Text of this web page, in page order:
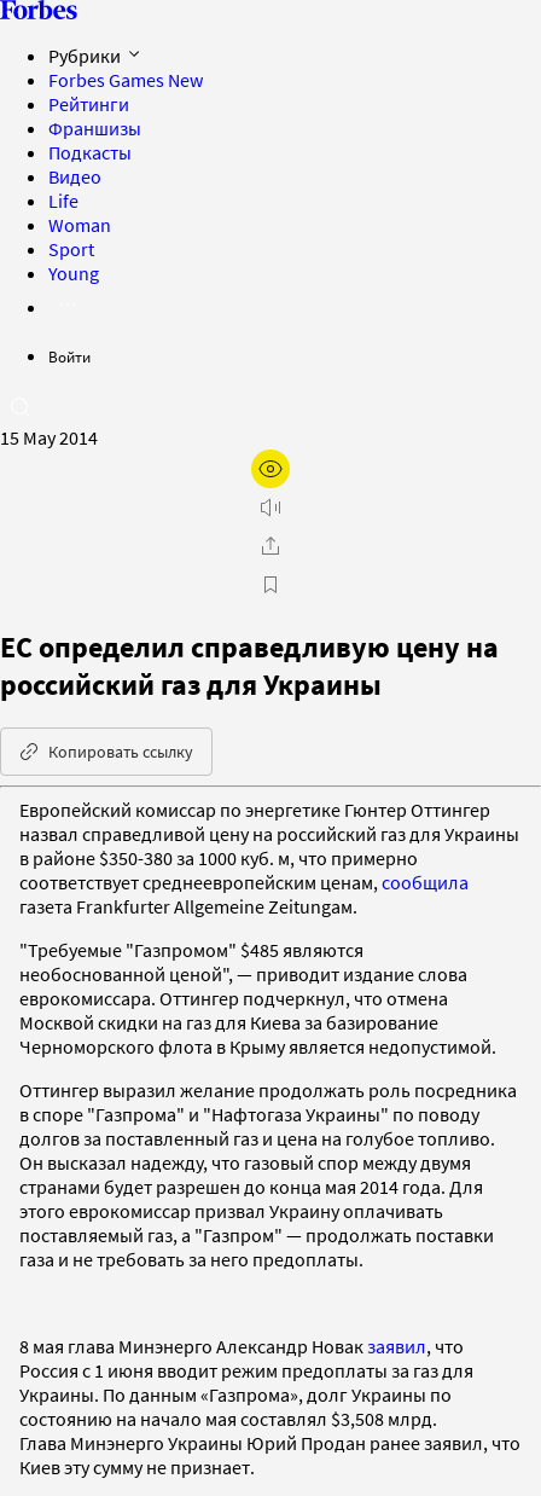
Рубрики
Forbes Games New
Рейтинги
Франшизы
Подкасты
Видео
Life
Woman
Sport
Young
Войти
15 May 2014
ЕС определил справедливую цену на
российский газ для Украины
Копировать ссылку
Европейский комиссар по энергетике Гюнтер Оттингер
назвал справедливой цену на российский газ для Украины
в районе $350-380 за 1000 куб. м, что примерно
соответствует среднеевропейским ценам, сообщила
газета Frankfurter Allgemeine Zeitungам.
"Требуемые "Газпромом" $485 являются
необоснованной ценой", — приводит издание слова
еврокомиссара. Оттингер подчеркнул, что отмена
Москвой скидки на газ для Киева за базирование
Черноморского флота в Крыму является недопустимой.
Оттингер выразил желание продолжать роль посредника
в споре "Газпрома" и "Нафтогаза Украины" по поводу
долгов за поставленный газ и цена на голубое топливо.
Он высказал надежду, что газовый спор между двумя
странами будет разрешен до конца мая 2014 года. Для
этого еврокомиссар призвал Украину оплачивать
поставляемый газ, а "Газпром" — продолжать поставки
газа и не требовать за него предоплаты.
8 мая глава Минэнерго Александр Новакзаявил, что
Россия с 1 июня вводит режим предоплаты за газ для
Украины. По данным «Газпрома», долг Украины по
состоянию на начало мая составлял $3,508 млрд.
Глава Минэнерго Украины Юрий Продан ранее заявил, что
Киев эту сумму не признает.